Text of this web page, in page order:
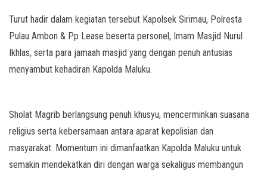
Turut hadir dalam kegiatan tersebut Kapolsek Sirimau, Polresta
Pulau Ambon & P.p Lease beserta personel, Imam Masjid Nurul
Ikhlas, serta para jamaah masjid yang dengan penuh antusias
menyambut kehadiran Kapolda Maluku.
Sholat Magrib berlangsung penuh khusyu, mencerminkan suasana
religius serta kebersamaan antara aparat kepolisian dan
masyarakat. Momentum ini dimanfaatkan Kapolda Maluku untuk
semakin mendekatkan diri dengan warga sekaligus membangun